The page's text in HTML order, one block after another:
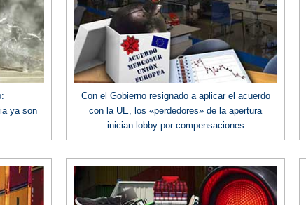
ya son
Con el Gobierno resignado a aplicar el acuerdo
con la UE, los «perdedores» de la apertura
inician lobby por compensaciones